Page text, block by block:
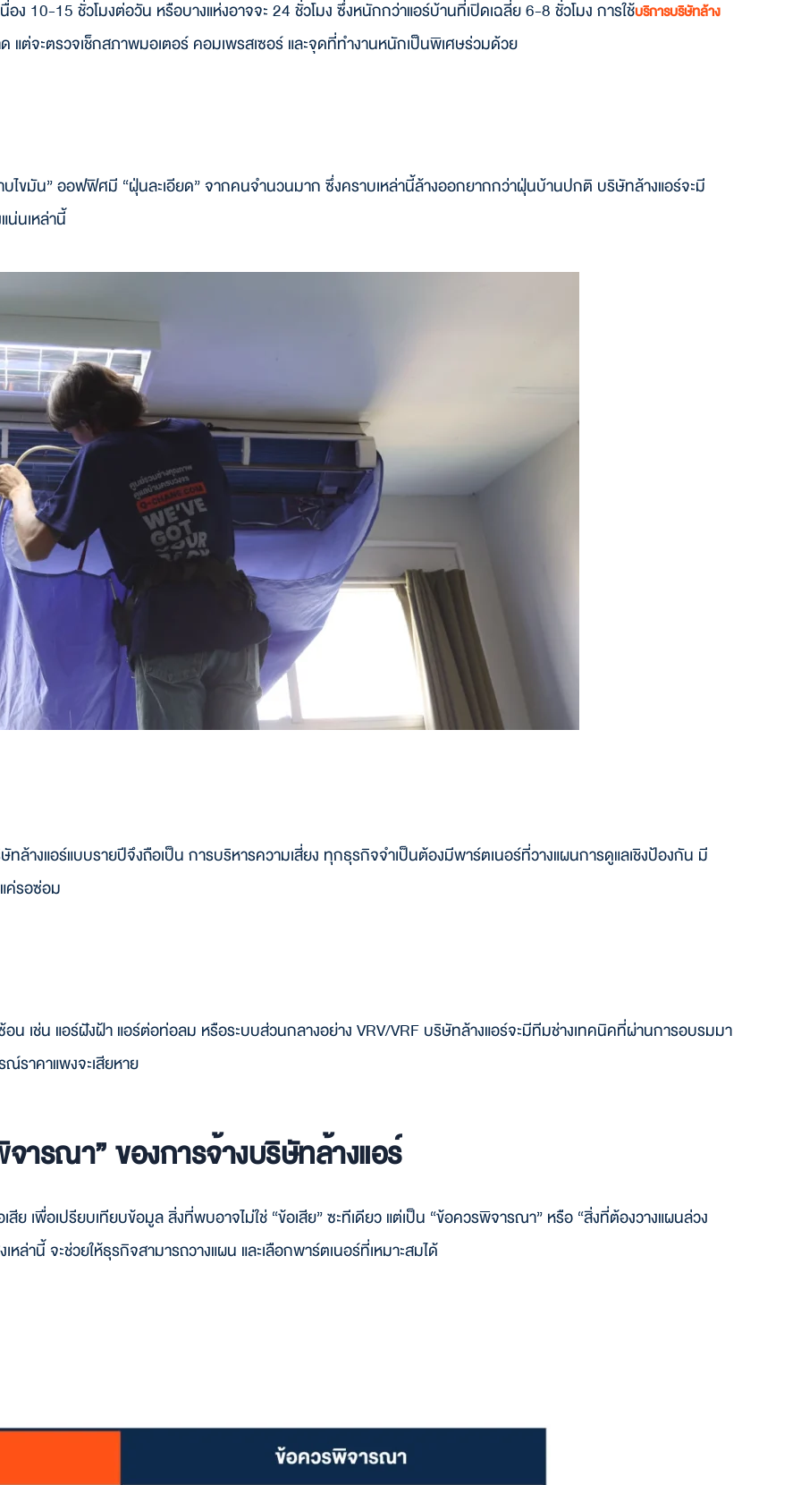
ง 10-15 ชั่วโมงต่อวัน หรือบางแห่งอาจจะ 24 ชั่วโมง ซึ่งหนักกว่าแอร์บ้านที่เปิดเฉลี่ย 6-8 ชั่วโมง การใช้บริการบริษัทล้าง
แต่จะตรวจเช็กสภาพมอเตอร์ คอมเพรสเซอร์ และจุดที่ทำงานหนักเป็นพิเศษร่วมด้วย
บไขมัน” ออฟฟิศมี “ฝุ่นละเอียด” จากคนจำนวนมาก ซึ่งคราบเหล่านี้ล้างออกยากกว่าฝุ่นบ้านปกติ บริษัทล้างแอร์จะมี
น่นเหล่านี้
ทล้างแอร์แบบรายปีจึงถือเป็น การบริหารความเสี่ยง ทุกธุรกิจจำเป็นต้องมีพาร์ตเนอร์ที่วางแผนการดูแลเชิงป้องกัน มี
ค่รอซ่อม
น เช่น แอร์ฝังฝ้า แอร์ต่อท่อลม หรือระบบส่วนกลางอย่าง VRV/VRF บริษัทล้างแอร์จะมีทีมช่างเทคนิคที่ผ่านการอบรมมา
ณ์ราคาแพงจะเสียหาย
จารณา” ของการจ้างบริษัทล้างแอร์
เพื่อเปรียบเทียบข้อมูล สิ่งที่พบอาจไม่ใช่ “ข้อเสีย” ซะทีเดียว แต่เป็น “ข้อควรพิจารณา” หรือ “สิ่งที่ต้องวางแผนล่วง
หล่านี้ จะช่วยให้ธุรกิจสามารถวางแผน และเลือกพาร์ตเนอร์ที่เหมาะสมได้